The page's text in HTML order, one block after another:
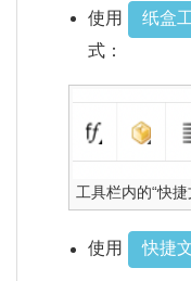
使用 纸盒
式：
工具栏内的“快
使用 快捷